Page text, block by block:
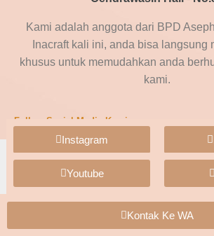
Kami adalah anggota dari BPD
Inacraft kali ini, anda bisa langsung
khusus untuk memudahkan anda
kami.
Follow Social Media Kami :
Instagram
Youtube
Kontak Ke WA